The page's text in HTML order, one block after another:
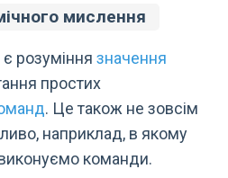
мислення
​​розуміннязначення
простих
. Це також не зовсім
наприклад, в якому
команди.